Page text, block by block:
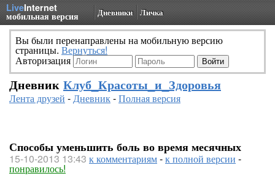
LiveInternet
мобильная версия Дневники Личка
Вы были перенаправлены на мобильную версию
страницы. Вернуться!
Авторизация
Дневник Клуб_Красоты_и_Здоровья
Лента друзей -Дневник-Полная версия
Способы уменьшить боль во время месячных
15-10-2013 13:43 к комментариям-к полной версии -
понравилось!